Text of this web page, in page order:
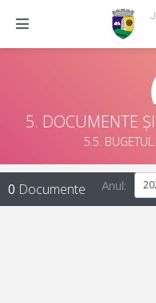
5. DOCUMENTE
5.5.
0 Documente Anul: